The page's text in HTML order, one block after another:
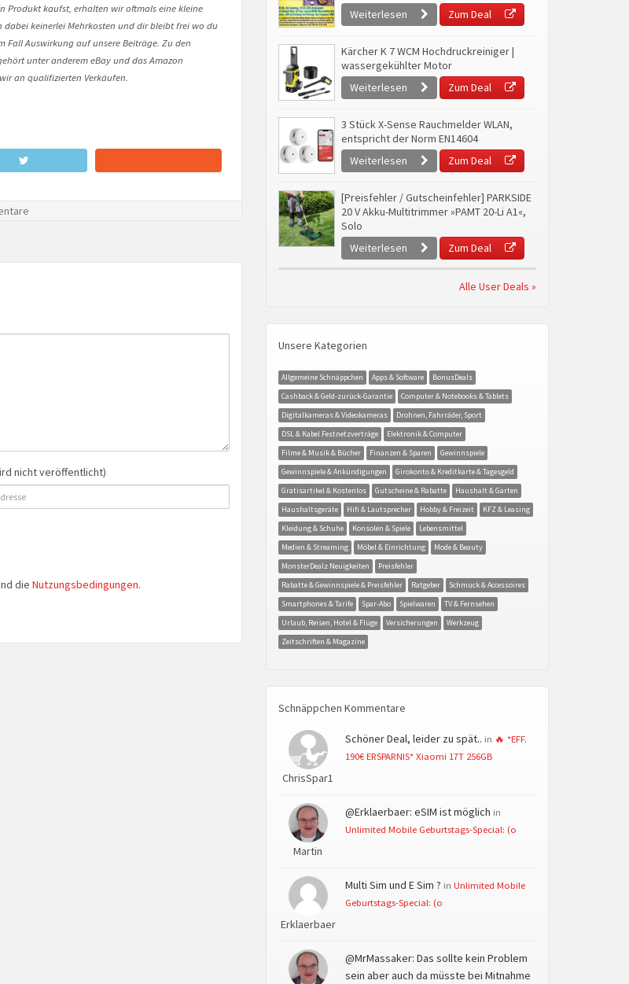
Produkt kaufst, erhalten wir oftmals eine kleine
dabei keinerlei Mehrkosten und dir bleibt frei wo du
Fall Auswirkung auf unsere Beiträge. Zu den
unter anderem eBay und das Amazon
an qualifizierten Verkäufen.
nicht veröffentlicht)
die Nutzungsbedingungen.
Weiterlesen
Zum Deal
Kärcher K 7 WCM Hochdruckreiniger |
wassergekühlter Motor
Weiterlesen
Zum Deal
3 Stück X-Sense Rauchmelder WLAN,
entspricht der Norm EN14604
Weiterlesen
Zum Deal
[Preisfehler / Gutscheinfehler] PARKSIDE
20 V Akku-Multitrimmer »PAMT 20-Li A1«,
Solo
Weiterlesen
Zum Deal
Alle User Deals »
Unsere Kategorien
Allgemeine Schnäppchen Apps & Software
BonusDeals
Cashback & Geld-zurück-Garantie
Computer & Notebooks & Tablets
Digitalkameras & Videokameras
Drohnen, Fahrräder, Sport
DSL & Kabel Festnetzverträge
Elektronik & Computer
Filme & Musik & Bücher
Finanzen & Sparen
Gewinnspiele
Gewinnspiele & Ankündigungen
Girokonto & Kreditkarte & Tagesgeld
Gratisartikel & Kostenlos
Gutscheine & Rabatte
Haushalt & Garten
Haushaltsgeräte
Hifi & Lautsprecher Hobby & Freizeit
KFZ & Leasing
Kleidung & Schuhe
Konsolen & Spiele
Lebensmittel
Medien & Streaming
Möbel & Einrichtung
Mode & Beauty
MonsterDealz Neuigkeiten
Preisfehler
Rabatte & Gewinnspiele & Preisfehler
Ratgeber
Schmuck & Accessoires
Smartphones & Tarife
Spar-Abo Spielwaren
TV & Fernsehen
Urlaub, Reisen, Hotel & Flüge
Versicherungen
Werkzeug
Zeitschriften & Magazine
Schnäppchen Kommentare
ChrisSpar1
Schöner Deal, leider zu spät.. in 🔥 *EFF.
190€ ERSPARNIS* Xiaomi 17T 256GB
Martin
@Erklaerbaer: eSIM ist möglich in
Unlimited Mobile Geburtstags-Special: (o
Erklaerbaer
Multi Sim und E Sim ? in Unlimited Mobile
Geburtstags-Special: (o
@MrMassaker: Das sollte kein Problem
sein aber auch da müsste bei Mitnahme